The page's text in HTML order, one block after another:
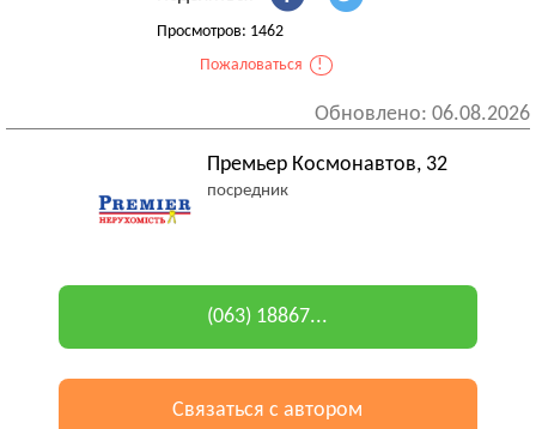
Просмотров: 1462
Пожаловаться
!
Обновлено: 06.08.2026
Премьер Космонавтов, 32
посредник
(063) 18867...
Связаться с автором